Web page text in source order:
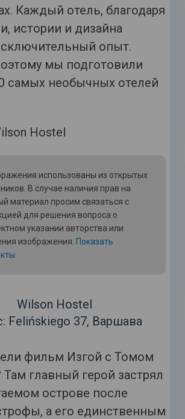
Каждый отель, благодаря
истории и дизайна
опыт.
мы подготовили
самых необычных отелей
использованы из открытых
В случае наличия прав на
материал просим связаться с
для решения вопроса о
указании авторства или
изображения. Показать
Wilson Hostel
Felińskiego 37, Варшава
фильм Изгой с Томом
главный герой застрял
острове после
а его единственным